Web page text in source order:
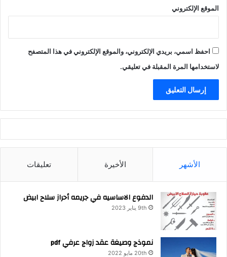
الموقع الإلكتروني
احفظ اسمي، بريدي الإلكتروني، والموقع الإلكتروني في هذا المتصفح
لاستخدامها المرة المقبلة في تعليقي.
الأشهر الأخيرة تعليقات
الدفوع الاساسيه في جريمه أحراز سلاح ابيض
9th يناير 2023
نموذج وصيغة عقد زواج عرفي pdf
20th مايو 2022